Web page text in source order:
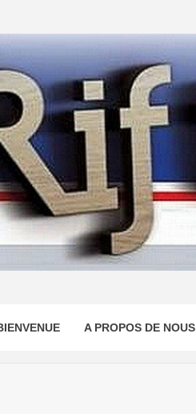
A PROPOS DE NOUS